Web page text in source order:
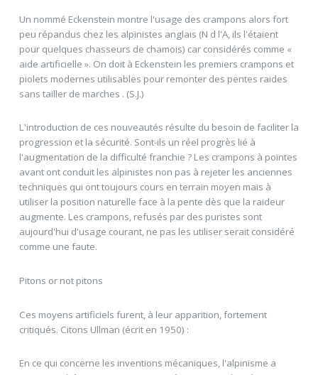
Un nommé Eckenstein montre l'usage des crampons alors fort
peu répandus chez les alpinistes anglais (N d l'A, ils l'étaient
pour quelques chasseurs de chamois) car considérés comme «
aide artificielle ». On doit à Eckenstein les premiers crampons et
piolets modernes utilisables pour remonter des pentes raides
sans tailler de marches . (S.J.)
L'introduction de ces nouveautés résulte du besoin de faciliter la
progression et la sécurité. Sont-ils un réel progrès lié à
l'augmentation de la difficulté franchie ? Les crampons à pointes
avant ont conduit les alpinistes non pas à rejeter les anciennes
techniques qui ont toujours cours en terrain moyen mais à
utiliser la position naturelle face à la pente dès que la raideur
augmente. Les crampons, refusés par des puristes sont
aujourd'hui d'usage courant, ne pas les utiliser serait considéré
comme une faute.
Pitons or not pitons
Ces moyens artificiels furent, à leur apparition, fortement
critiqués. Citons Ullman (écrit en 1950) :
En ce qui concerne les inventions mécaniques, l'alpinisme a